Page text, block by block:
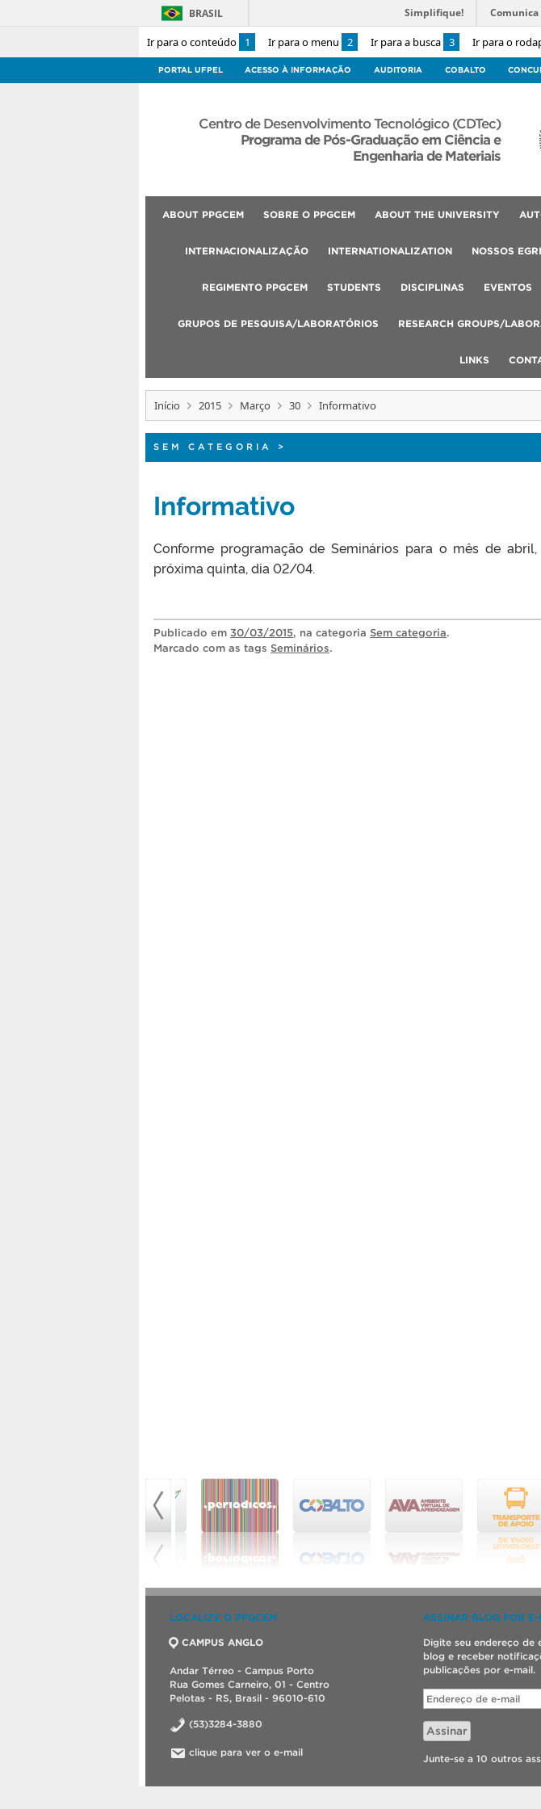
Ir para o conteúdo 1 Ir para o menu 2 Ir para a busca 3 Ir para o
BRASIL Simplifique! Comunica
PORTAL UFPEL ACESSO À INFORMAÇÃO AUDITORIA COBALTO
Centro de Desenvolvimento Tecnológico (CDTec)
Programa de Pós-Graduação em Ciência e
Engenharia de Materiais
ABOUT PPGCEM SOBRE O PPGCEM ABOUT THE UNIVERSITY
INTERNACIONALIZAÇÃO INTERNATIONALIZATION NOSSOS
REGIMENTO PPGCEM STUDENTS DISCIPLINAS EVENTOS
GRUPOS DE PESQUISA/LABORATÓRIOS RESEARCH GROUPS/
LINKS
Início 2015 Março 30 Informativo
SEM CATEGORIA >
Informativo
Conforme programação de Seminários para o mês de
próxima quinta, dia 02/04.
Publicado em 30/03/2015, na categoria Sem categoria.
Marcado com as tags Seminários.
LOCALIZE O PPGCEM
CAMPUS ANGLO
Andar Térreo - Campus Porto
Rua Gomes Carneiro, 01 - Centro
Pelotas - RS, Brasil - 96010-610
(53)3284-3880
clique para ver o e-mail
ASSINAR BLOG POR E-
Digite seu endereço de
blog e receber
publicações por e-mail.
Endereço
de
e-
mail
Assinar
Junte-se a 10 outros